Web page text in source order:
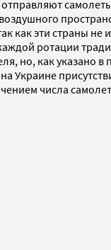
как эти страны не
ротации
но, как указано в
Украине
числа